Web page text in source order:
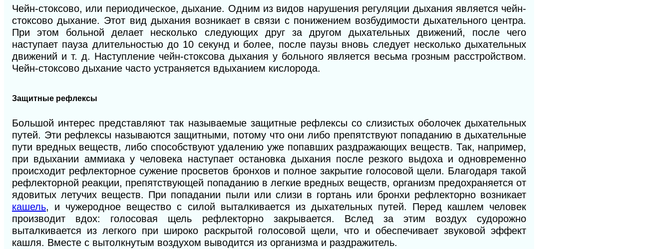
Чейн-стоксово, или периодическое, дыхание. Одним из видов нарушения регуляции дыхания является чейн-
стоксово дыхание. Этот вид дыхания возникает в связи с понижением возбудимости дыхательного центра.
При этом больной делает несколько следующих друг за другом дыхательных движений, после чего
наступает пауза длительностью до 10 секунд и более, после паузы вновь следует несколько дыхательных
движений и т. д. Наступление чейн-стоксова дыхания у больного является весьма грозным расстройством.
Чейн-стоксово дыхание часто устраняется вдыханием кислорода.
Защитные рефлексы
Большой интерес представляют так называемые защитные рефлексы со слизистых оболочек дыхательных
путей. Эти рефлексы называются защитными, потому что они либо препятствуют попаданию в дыхательные
пути вредных веществ, либо способствуют удалению уже попавших раздражающих веществ. Так, например,
при вдыхании аммиака у человека наступает остановка дыхания после резкого выдоха и одновременно
происходит рефлекторное сужение просветов бронхов и полное закрытие голосовой щели. Благодаря такой
рефлекторной реакции, препятствующей попаданию в легкие вредных веществ, организм предохраняется от
ядовитых летучих веществ. При попадании пыли или слизи в гортань или бронхи рефлекторно возникает
кашель, и чужеродное вещество с силой выталкивается из дыхательных путей. Перед кашлем человек
производит вдох: голосовая щель рефлекторно закрывается. Вслед за этим воздух судорожно
выталкивается из легкого при широко раскрытой голосовой щели, что и обеспечивает звуковой эффект
кашля. Вместе с вытолкнутым воздухом выводится из организма и раздражитель.